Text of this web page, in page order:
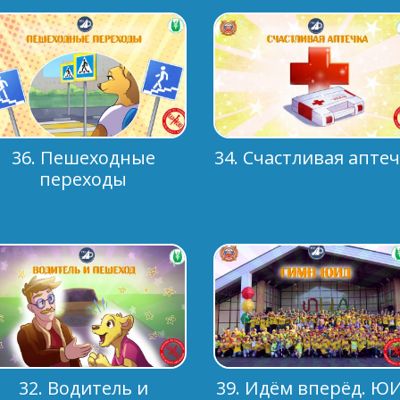
36. Пешеходные
переходы
34. Счастливая
32. Водитель и
39. Идём вперёд.